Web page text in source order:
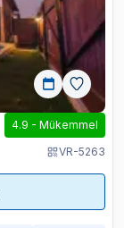
4.9 - Mükemmel
VR-5263